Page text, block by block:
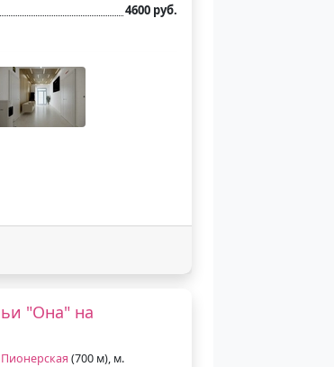
4600 руб.
"Она" на
Пионерская (700 м), м.